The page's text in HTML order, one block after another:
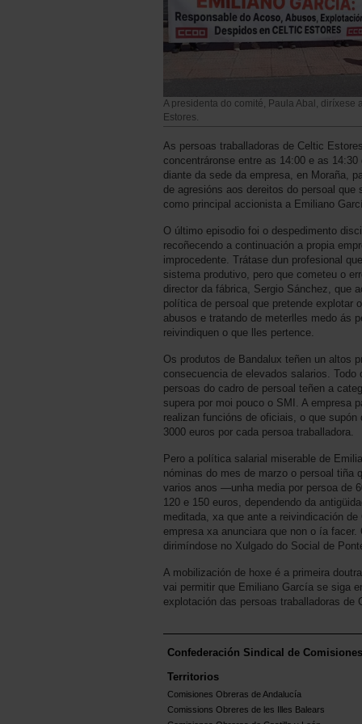
A presidenta do comité, Paula Abal, diríxese
Estores.
As persoas traballadoras de Celtic
concentráronse entre as 14:00 e as
diante da sede da empresa, en Moraña,
de agresións aos dereitos do persoal
como principal accionista a Emiliano
O último episodio foi o despedimento
recoñecendo a continuación a propia
improcedente. Trátase dun profesional
sistema produtivo, pero que cometeu o
director da fábrica, Sergio Sánchez, que
política de persoal que pretende explotar
abusos e tratando de meterlles medo ás
reivindiquen o que lles pertence.
Os produtos de Bandalux teñen un altos
consecuencia de elevados salarios.
persoas do cadro de persoal teñen a
supera por moi pouco o SMI. A empresa
realizan funcións de oficiais, o que
3000 euros por cada persoa traballadora.
Pero a política salarial miserable de
nóminas do mes de marzo o persoal tiña
varios anos —unha media por persoa de
120 e 150 euros, dependendo da
meditada, xa que ante a reivindicación
empresa xa anunciara que non o ía
dirimíndose no Xulgado do Social de
A mobilización de hoxe é a primeira
vai permitir que Emiliano García se siga
explotación das persoas traballadoras de
Confederación Sindical de
Territorios
Comisiones Obreras de Andalucía
Comissions Obreres de les Illes Balears